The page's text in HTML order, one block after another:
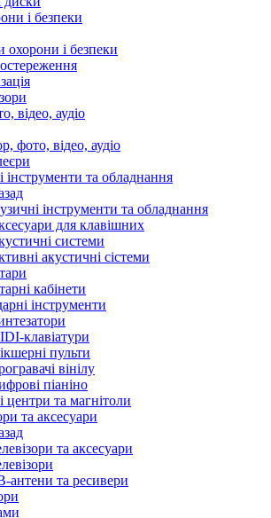
і безпеки
охорони і безпеки
відео, аудіо
фото, відео, аудіо
інструменти та обладнання
інструменти та обладнання
для клавішних
системи
акустичні сістеми
кабінети
інструменти
клавіатури
пульти
вінілу
піаніно
центри та магнітоли
та аксесуари
та аксесуари
антени та ресивери